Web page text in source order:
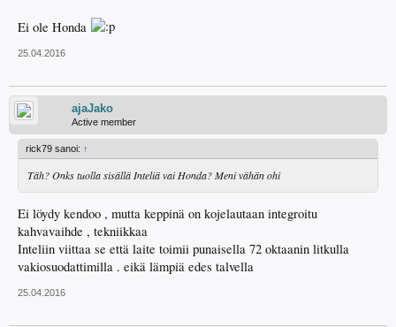
Ei ole Honda
25.04.2016
ajaJako
Active member
rick79 sanoi: ↑
Täh? Onks tuolla sisällä Inteliä vai Honda? Meni vähän ohi
Ei löydy kendoo , mutta keppinä on kojelautaan integroitu
kahvavaihde , tekniikkaa
Inteliin viittaa se että laite toimii punaisella 72 oktaanin litkulla
vakiosuodattimilla . eikä lämpiä edes talvella
25.04.2016